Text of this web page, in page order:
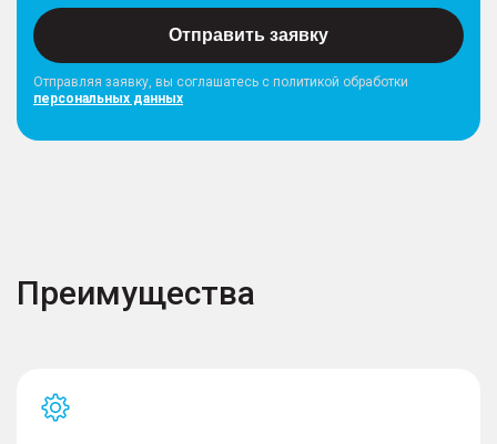
Отправить заявку
Отправляя заявку, вы соглашатесь с политикой обработки
персональных данных
Преимущества